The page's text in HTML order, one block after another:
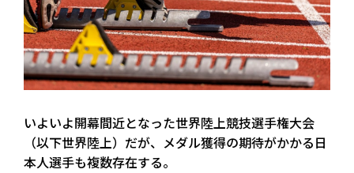
いよいよ開幕間近となった世界陸上競技選手権大会
（以下世界陸上）だが、メダル獲得の期待がかかる日
本人選手も複数存在する。